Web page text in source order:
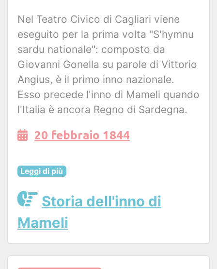
Nel Teatro Civico di Cagliari viene
eseguito per la prima volta "S'hymnu
sardu nationale": composto da
Giovanni Gonella su parole di Vittorio
Angius, è il primo inno nazionale.
Esso precede l'inno di Mameli quando
l'Italia è ancora Regno di Sardegna.
20 febbraio 1844
Leggi di più
Storia dell'inno di
Mameli